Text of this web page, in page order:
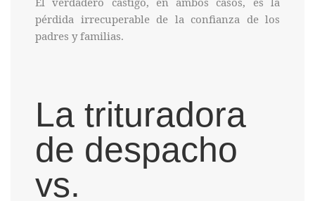
pérdida irrecuperable de la confianza de los
padres y familias.
La trituradora
de despacho
vs.